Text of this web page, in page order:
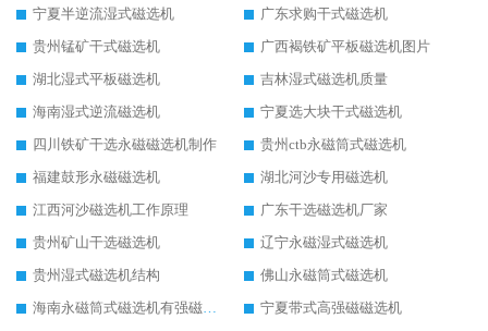
宁夏半逆流湿式磁选机
广东求购干式磁选机
贵州锰矿干式磁选机
广西褐铁矿平板磁选机图片
湖北湿式平板磁选机
吉林湿式磁选机质量
海南湿式逆流磁选机
宁夏选大块干式磁选机
四川铁矿干选永磁磁选机制作
贵州ctb永磁筒式磁选机
福建鼓形永磁磁选机
湖北河沙专用磁选机
江西河沙磁选机工作原理
广东干选磁选机厂家
贵州矿山干选磁选机
辽宁永磁湿式磁选机
贵州湿式磁选机结构
佛山永磁筒式磁选机
海南永磁筒式磁选机有强磁的吗
宁夏带式高强磁磁选机